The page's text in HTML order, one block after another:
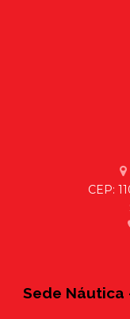
CEP:
Sede Náutica